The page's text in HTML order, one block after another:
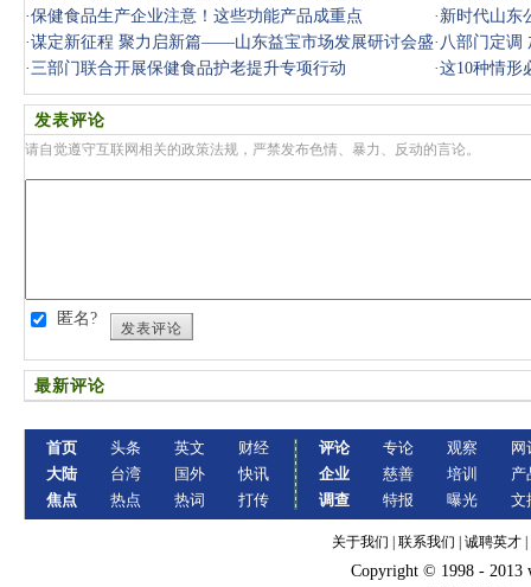
·保健食品生产企业注意！这些功能产品成重点 · 新时代山东
·谋定新征程 聚力启新篇——山东益宝市场发展研讨会盛
大启幕
· 八部门定调
·三部门联合开展保健食品护老提升专项行动 ·这10种情形
与传销
发表评论
请自觉遵守互联网相关的政策法规，严禁发布色情、暴力、反动的言论。
匿名?
发表评论
最新评论
首页
大陆
焦点
头条
台湾
热点
英文
国外
热词
财经
快讯
打传
评论
企业
调查
专论
慈善
特报
观察
培训
曝光
网
产
文
关于我们 联系我们 诚聘英才
Copyright © 1998 - 2013